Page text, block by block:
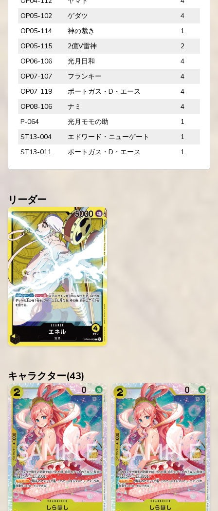
OP05-102
ゲダツ
4
OP05-114
神の裁き
1
OP05-115
2億V雷神
2
OP06-106
光月日和
4
OP07-107
フランキー
4
OP07-119
ポートガス・D・エース
4
OP08-106
ナミ
4
P-064
光月モモの助
1
ST13-004
エドワード・ニューゲート
1
ST13-011
ポートガス・D・エース 1
リーダー
キャラクター(43)